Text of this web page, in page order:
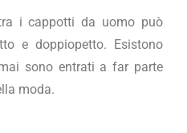
i cappotti da uomo può
e doppiopetto. Esistono
sono entrati a far parte
moda.